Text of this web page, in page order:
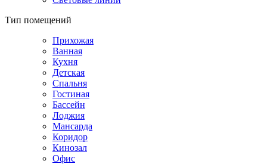
Тип помещений
Прихожая
Ванная
Кухня
Детская
Спальня
Гостиная
Бассейн
Лоджия
Мансарда
Коридор
Кинозал
Офис